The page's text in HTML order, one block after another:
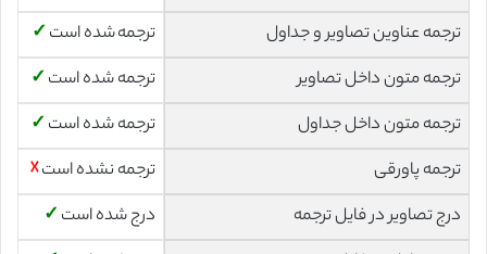
ترجمه عناوین تصاویر و جداول
ترجمه شده است ✓
ترجمه متون داخل تصاویر
ترجمه شده است ✓
ترجمه متون داخل جداول
ترجمه شده است ✓
ترجمه پاورقی
ترجمه نشده است☓
درج تصاویر در فایل ترجمه
درج شده است ✓